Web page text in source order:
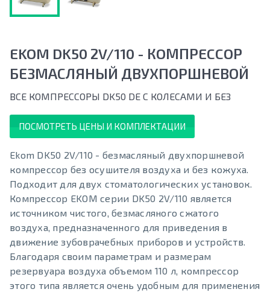
EKOM DK50 2V/110 - КOМПРECCOР
БЕЗМАСЛЯНЫЙ ДВУХПОРШНЕВОЙ
ВСЕ КОМПРЕССОРЫ DK50 DЕ С КОЛЕСАМИ И БЕЗ
ПОСМОТРЕТЬ ЦЕНЫ И КОМПЛЕКТАЦИИ
Ekom DK50 2V/110 - безмасляный двухпоршневой
компрессор без осушителя воздуха и без кожуха.
Подходит для двух стоматологических установок.
Компрессор EKOM серии DK50 2V/110 является
источником чистого, безмасляного сжатого
воздуха, предназначенного для приведения в
движение зубоврачебных приборов и устройств.
Благодаря своим параметрам и размерам
резервуара воздуха объемом 110 л, компрессор
этого типа является очень удобным для применения